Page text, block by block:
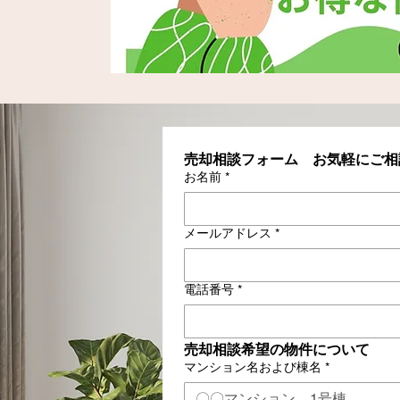
売却相談フォーム　お気軽にご
お名前 *
メールアドレス *
電話番号 *
売却相談希望の物件について
マンション名および棟名 *